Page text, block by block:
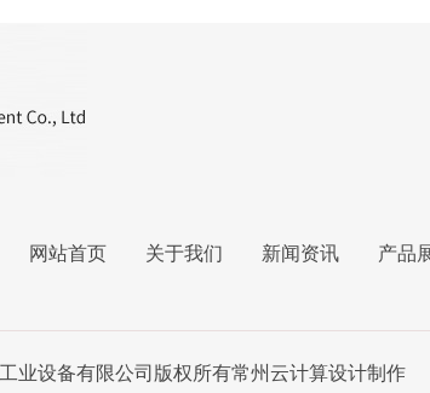
网站首页 关于我们 新闻资讯 产品
业设备有限公司版权所有常州云计算设计制